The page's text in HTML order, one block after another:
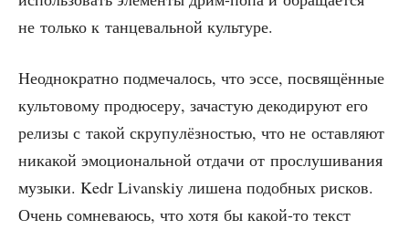
не толь­ко к тан­це­валь­ной культуре.
Неод­но­крат­но под­ме­ча­лось, что эссе, посвя­щён­ные
куль­то­во­му про­дю­се­ру, зача­стую деко­ди­ру­ют его
рели­зы с такой скру­пу­лёз­но­стью, что не остав­ля­ют
ника­кой эмо­ци­о­наль­ной отда­чи от про­слу­ши­ва­ния
музы­ки. Kedr Livanskiy лише­на подоб­ных рис­ков.
Очень сомне­ва­юсь, что хотя бы какой-то текст